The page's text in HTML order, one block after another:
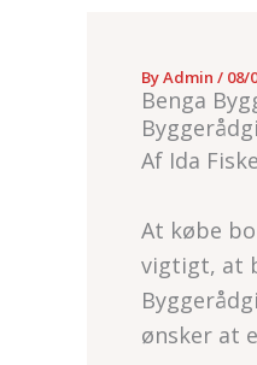
ByAdmin / 08/
Benga
Af Ida
At købe
vigtigt, at
ønsker at